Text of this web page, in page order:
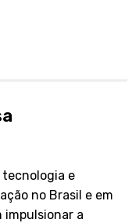
tecnologia e
no Brasil e em
impulsionar a